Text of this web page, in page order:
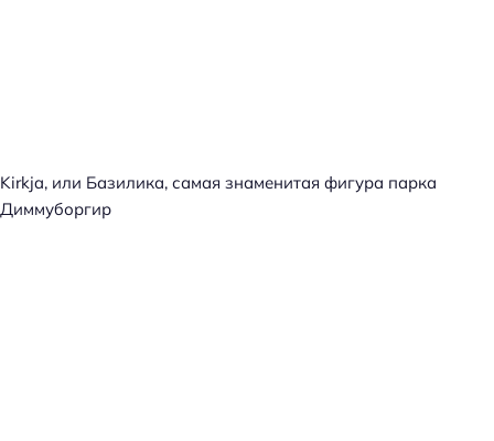
Kirkja, или Базилика, самая знаменитая фигура парка
Диммуборгир